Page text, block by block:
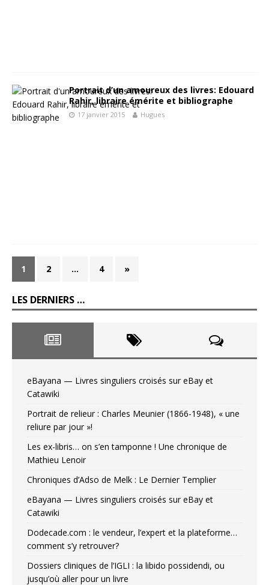
Portrait d’un amoureux des livres: Edouard
Rahir, libraire émérite et bibliographe
17 janvier 2015 Hugues
1 2 … 4 »
LES DERNIERS …
eBayana — Livres singuliers croisés sur eBay et
Catawiki
Portrait de relieur : Charles Meunier (1866-1948), « une
reliure par jour »!
Les ex-libris… on s’en tamponne ! Une chronique de
Mathieu Lenoir
Chroniques d’Adso de Melk : Le Dernier Templier
eBayana — Livres singuliers croisés sur eBay et
Catawiki
Dodecade.com : le vendeur, l’expert et la plateforme…
comment s’y retrouver?
Dossiers cliniques de l’IGLI : la libido possidendi, ou
jusqu’où aller pour un livre